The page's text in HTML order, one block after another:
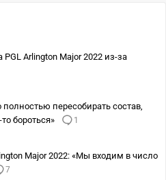
PGL Arlington Major 2022 из-за
полностью пересобирать состав,
бороться»
1
Major 2022: «Мы входим в число
7